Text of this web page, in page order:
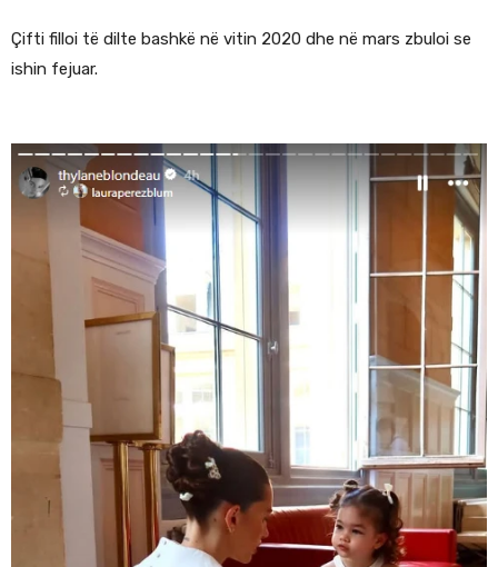
Çifti filloi të dilte bashkë në vitin 2020 dhe në mars zbuloi se
ishin fejuar.